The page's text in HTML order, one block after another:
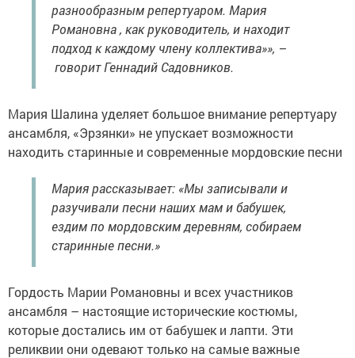
разнообразным репертуаром. Мария
Романовна , как руководитель, и находит
подход к каждому члену коллектива»», –
говорит Геннадий Садовников.
Мария Шалина уделяет большое внимание репертуару
ансамбля, «Эрзянки» не упускает возможности
находить старинные и современные мордовские песни
Мария рассказывает: «Мы записывали и
разучивали песни наших мам и бабушек,
ездим по мордовским деревням, собираем
старинные песни.»
Гордость Марии Романовны и всех участников
ансамбля – настоящие исторические костюмы,
которые достались им от бабушек и лапти. Эти
реликвии они одевают только на самые важные